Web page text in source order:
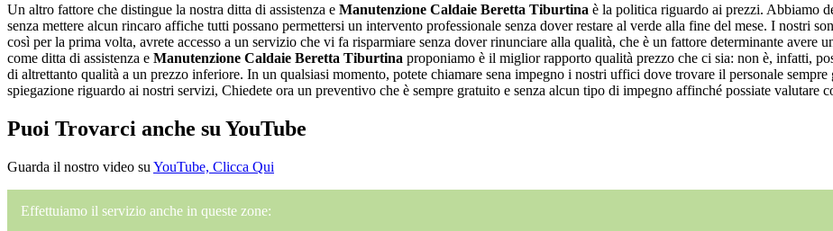
Un altro fattore che distingue la nostra ditta di assistenza e Manutenzione Caldaie Beretta Tiburtina è la politica riguardo ai prezzi. Abbiamo
senza mettere alcun rincaro affiche tutti possano permettersi un intervento professionale senza dover restare al verde alla fine del mese. I nostri
così per la prima volta, avrete accesso a un servizio che vi fa risparmiare senza dover rinunciare alla qualità, che è un fattore determinante avere
come ditta di assistenza e Manutenzione Caldaie Beretta Tiburtina proponiamo è il miglior rapporto qualità prezzo che ci sia: non è, infatti,
di altrettanto qualità a un prezzo inferiore. In un qualsiasi momento, potete chiamare sena impegno i nostri uffici dove trovare il personale
spiegazione riguardo ai nostri servizi, Chiedete ora un preventivo che è sempre gratuito e senza alcun tipo di impegno affinché possiate valutare
Puoi Trovarci anche su YouTube
Guarda il nostro video su YouTube, Clicca Qui
Effettuiamo il servizio anche in queste zone: